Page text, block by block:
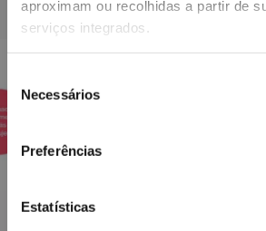
aproximam ou recolhidas a partir de
serviços integrados.
consentimento
Necessários
Preferências
Estatísticas
PODERÁ TAMBÉM